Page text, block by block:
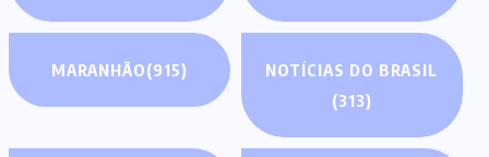
MARANHÃO(915)
NOTÍCIAS DO BRASIL
(313)